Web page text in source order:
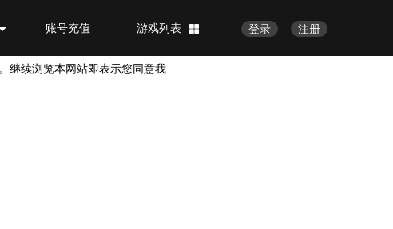
注册
登录
游戏列表
账号充值
继续浏览本网站即表示您同意我